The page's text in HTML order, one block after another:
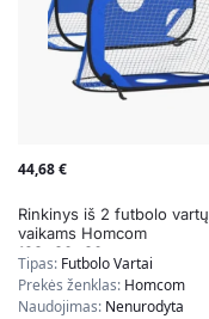
44,68€
Rinkinys iš 2 futbolo vartų
vaikams Homcom
123x80x80cm.,
mėlynos/juodos spalvos
Tipas: Futbolo Vartai
Prekės ženklas: Homcom
Naudojimas: Nenurodyta